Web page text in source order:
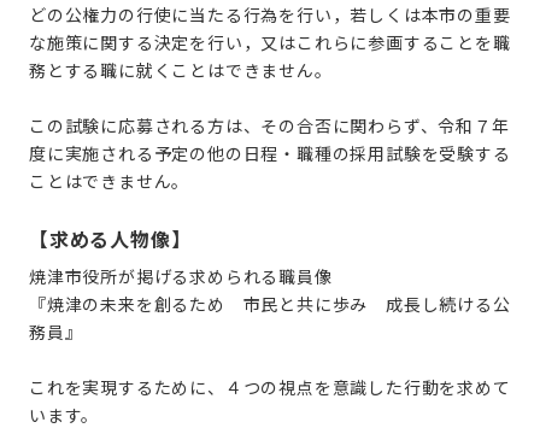
どの公権力の行使に当たる行為を行い，若しくは本市の重要
な施策に関する決定を行い，又はこれらに参画することを職
務とする職に就くことはできません。
この試験に応募される方は、その合否に関わらず、令和７年
度に実施される予定の他の日程・職種の採用試験を受験する
ことはできません。
【求める人物像】
焼津市役所が掲げる求められる職員像
『焼津の未来を創るため 市民と共に歩み 成長し続ける公
務員』
これを実現するために、４つの視点を意識した行動を求めて
います。